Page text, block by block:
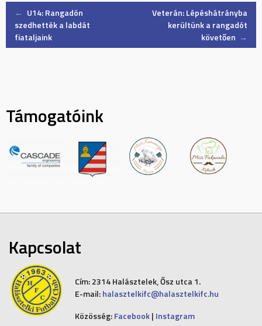
Post
navigation
← U14: Rangadón
szedhették a labdát
fiataljaink
Veterán: Lépéshátrányba
kerültünk a rangadót
követően →
Támogatóink
Kapcsolat
Cím:2314 Halásztelek, Ősz utca 1.
E-mail: halasztelkifc@halasztelkifc.hu
Közösség: Facebook| Instagram